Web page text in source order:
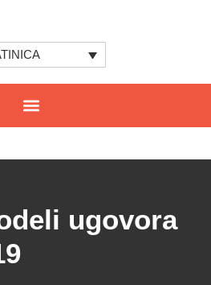
ugovora